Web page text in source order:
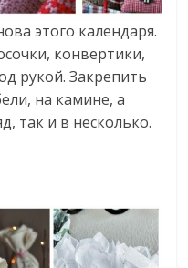
этого календаря.
конвертики,
рукой. Закрепить
на камине, а
так и в несколько.